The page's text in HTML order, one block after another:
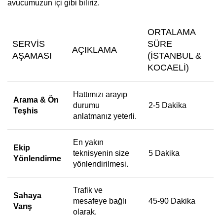
avucumuzun içi gibi biliriz.
SERVIS
AŞAMASI
AÇIKLAMA
ORTALAMA
SÜRE
(İSTANBUL &
KOCAELI)
Arama & Ön
Teşhis
Hattımızı arayıp
durumu
anlatmanız yeterli.
2-5 Dakika
Ekip
Yönlendirme
En yakın
teknisyenin size
yönlendirilmesi.
5 Dakika
Sahaya
Varış
Trafik ve
mesafeye bağlı
olarak.
45-90 Dakika